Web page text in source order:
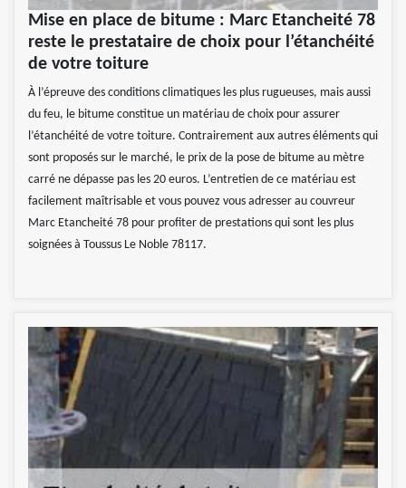
Mise en place de bitume : Marc Etancheité 78
reste le prestataire de choix pour l’étanchéité
de votre toiture
À l’épreuve des conditions climatiques les plus rugueuses, mais aussi
du feu, le bitume constitue un matériau de choix pour assurer
l’étanchéité de votre toiture. Contrairement aux autres éléments qui
sont proposés sur le marché, le prix de la pose de bitume au mètre
carré ne dépasse pas les 20 euros. L’entretien de ce matériau est
facilement maîtrisable et vous pouvez vous adresser au couvreur
Marc Etancheité 78 pour profiter de prestations qui sont les plus
soignées à Toussus Le Noble 78117.